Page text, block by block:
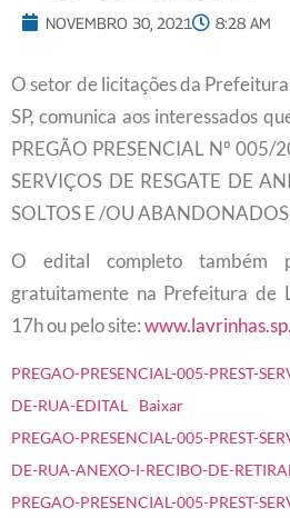
NOVEMBRO 30, 2021 8:28 AM
O setor de licitações da
SP, comunica aos interessados
PREGÃO PRESENCIAL Nº 005/
SERVIÇOS DE RESGATE DE
SOLTOS E /OU
O edital completo também
gratuitamente na Prefeitura de
17h ou pelo site:
PREGAO-PRESENCIAL-005-PREST-
DE-RUA-EDITAL
Baixar
PREGAO-PRESENCIAL-005-PREST-
DE-RUA-ANEXO-I-RECIBO-DE-
PREGAO-PRESENCIAL-005-PREST-